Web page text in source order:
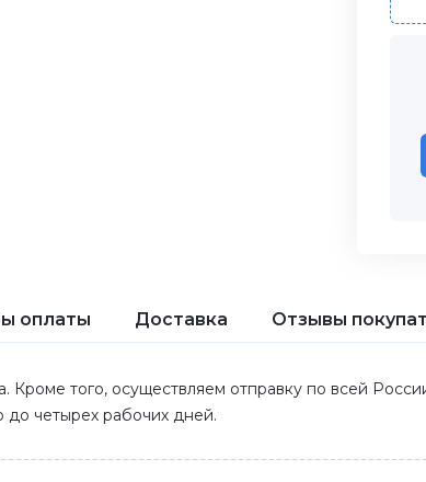
оплаты Доставка Отзывы
Кроме того, осуществляем отправку по всей
до четырех рабочих дней.